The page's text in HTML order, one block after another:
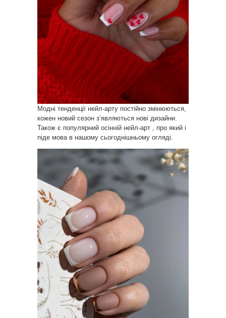
Модні тенденції нейл-арту постійно змінюються,
кожен новий сезон з’являються нові дизайни.
Також є популярний осінній нейл-арт , про який і
піде мова в нашому сьогоднішньому огляді.